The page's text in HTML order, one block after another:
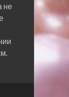
не